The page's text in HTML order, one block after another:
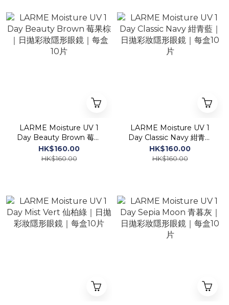
LARME Moisture UV 1
Day Beauty Brown 莓果
棕｜日拋彩妝隱形眼鏡｜每
盒10片
HK$160.00
HK$160.00
LARME Moisture UV 1
Day Classic Navy 紺青藍
｜日拋彩妝隱形眼鏡｜每盒
10片
HK$160.00
HK$160.00